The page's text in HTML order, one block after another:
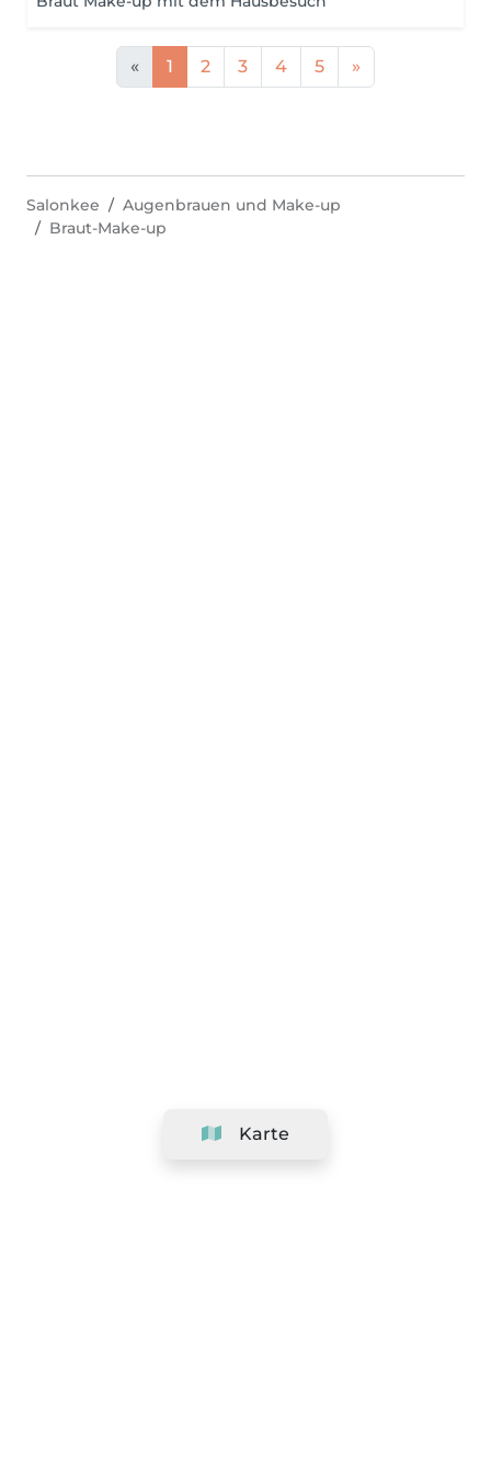
« 1 2 3 4 5 »
Karte
Salonkee
Augenbrauen und Make-up
Braut-Make-up